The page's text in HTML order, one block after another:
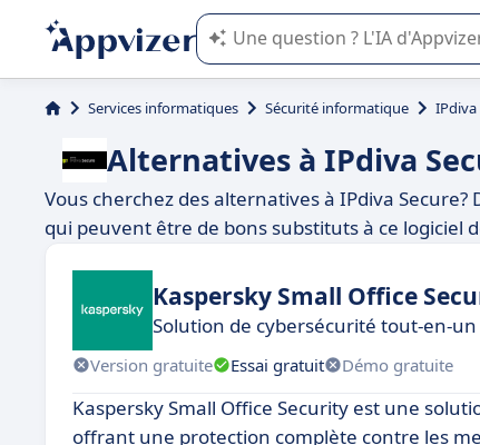
L'IA de Appvizer vous guide dans
Services informatiques Sécurité informatique IPdiva
Alternatives à IPdiva
Vous cherchez des alternatives à IPdiva
qui peuvent être de bons substituts à ce logiciel
Kaspersky Small Office
Solution de cybersécurité tout-en-un
Version gratuite Essai gratuit Démo gratuite
Kaspersky Small Office Security est une
offrant une protection complète contre les